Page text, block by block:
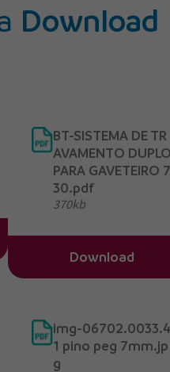
Download
BT-SISTEMA DE TR
AVAMENTO DUPLO
PARA GAVETEIRO 7
30.pdf
370kb
Download
img-06702.0033.4
1 pino peg 7mm.jp
g